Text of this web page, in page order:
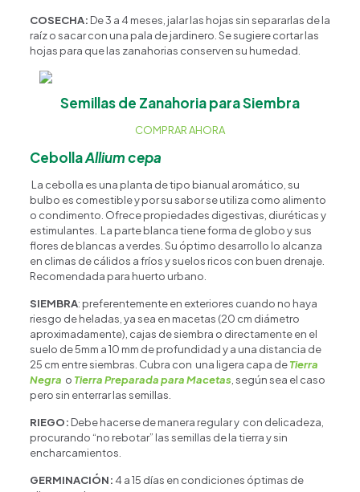
COSECHA: De 3 a 4 meses, jalar las hojas sin separarlas de la
raíz o sacar con una pala de jardinero. Se sugiere cortar las
hojas para que las zanahorias conserven su humedad.
Semillas de Zanahoria para Siembra
COMPRAR AHORA
CebollaAllium cepa
La cebolla es una planta de tipo bianual aromático, su
bulbo es comestible y por su sabor se utiliza como alimento
o condimento. Ofrece propiedades digestivas, diuréticas y
estimulantes. La parte blanca tiene forma de globo y sus
flores de blancas a verdes. Su óptimo desarrollo lo alcanza
en climas de cálidos a fríos y suelos ricos con buen drenaje.
Recomendada para huerto urbano.
SIEMBRA: preferentemente en exteriores cuando no haya
riesgo de heladas, ya sea en macetas (20 cm diámetro
aproximadamente), cajas de siembra o directamente en el
suelo de 5mm a 10 mm de profundidad y a una distancia de
25 cm entre siembras. Cubra con una ligera capa deTierra
Negra o Tierra Preparada para Macetas , según sea el caso
pero sin enterrar las semillas.
RIEGO: Debe hacerse de manera regular y con delicadeza,
procurando “no rebotar” las semillas de la tierra y sin
encharcamientos.
GERMINACIÓN: 4 a 15 días en condiciones óptimas de